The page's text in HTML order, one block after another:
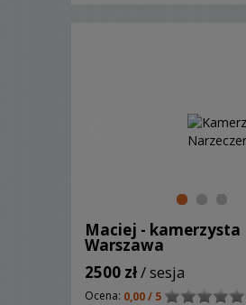
Maciej - kamerzysta
Warszawa
2500 zł/ sesja
Ocena: 0,00 / 5